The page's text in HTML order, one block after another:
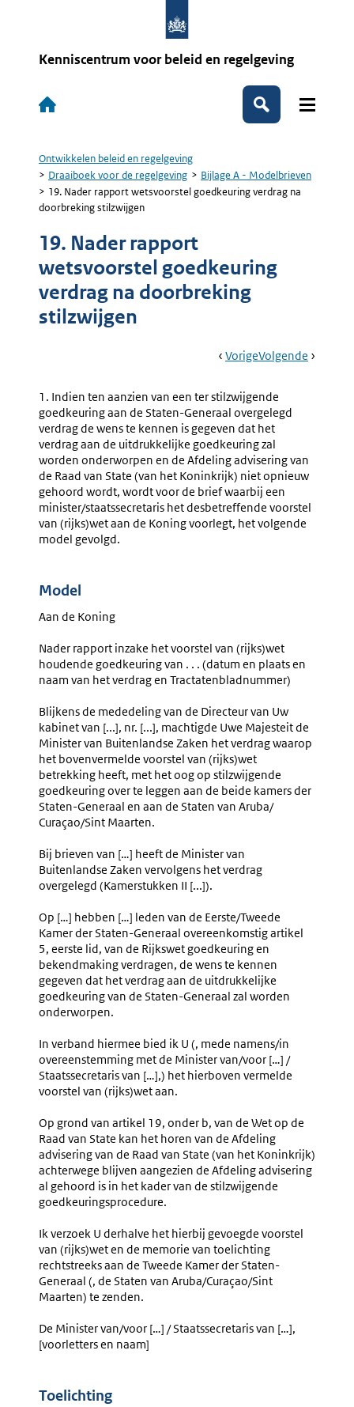
Kenniscentrum voor beleid en regelgeving
Hoofdnavigatie
Zoeken
Kruimelpad
Ontwikkelen beleid en regelgeving
Draaiboek voor de regelgeving
Bijlage A - Modelbrieven
19. Nader rapport wetsvoorstel goedkeuring verdrag na
doorbreking stilzwijgen
19. Nader rapport
wetsvoorstel goedkeuring
verdrag na doorbreking
stilzwijgen
Book
Ga
VorigePagina:
Rapport
Wetsvoorstel
Goedkeuring
Verdrag
Ga
Volgende Pagina:
De
Van
1. Indien ten aanzien van een ter stilzwijgende
goedkeuring aan de Staten-Generaal overgelegd
verdrag de wens te kennen is gegeven dat het
verdrag aan de uitdrukkelijke goedkeuring zal
worden onderworpen en de Afdeling advisering van
de Raad van State (van het Koninkrijk) niet opnieuw
gehoord wordt, wordt voor de brief waarbij een
minister/staatssecretaris het desbetreffende voorstel
van (rijks)wet aan de Koning voorlegt, het volgende
model gevolgd.
Model
Aan de Koning
Nader rapport inzake het voorstel van (rijks)wet
houdende goedkeuring van . . . (datum en plaats en
naam van het verdrag en Tractatenbladnummer)
Blijkens de mededeling van de Directeur van Uw
kabinet van [...], nr. [...], machtigde Uwe Majesteit de
Minister van Buitenlandse Zaken het verdrag waarop
het bovenvermelde voorstel van (rijks)wet
betrekking heeft, met het oog op stilzwijgende
goedkeuring over te leggen aan de beide kamers der
Staten-Generaal en aan de Staten van Aruba/
Curaçao/Sint Maarten.
Bij brieven van […] heeft de Minister van
Buitenlandse Zaken vervolgens het verdrag
overgelegd (Kamerstukken II [...]).
Op […] hebben […] leden van de Eerste/Tweede
Kamer der Staten-Generaal overeenkomstig artikel
5, eerste lid, van de Rijkswet goedkeuring en
bekendmaking verdragen, de wens te kennen
gegeven dat het verdrag aan de uitdrukkelijke
goedkeuring van de Staten-Generaal zal worden
onderworpen.
In verband hiermee bied ik U (, mede namens/in
overeenstemming met de Minister van/voor […] /
Staatssecretaris van […],) het hierboven vermelde
voorstel van (rijks)wet aan.
Op grond van artikel 19, onder b, van de Wet op de
Raad van State kan het horen van de Afdeling
advisering van de Raad van State (van het Koninkrijk)
achterwege blijven aangezien de Afdeling advisering
al gehoord is in het kader van de stilzwijgende
goedkeuringsprocedure.
Ik verzoek U derhalve het hierbij gevoegde voorstel
van (rijks)wet en de memorie van toelichting
rechtstreeks aan de Tweede Kamer der Staten-
Generaal (, de Staten van Aruba/Curaçao/Sint
Maarten) te zenden.
De Minister van/voor […] / Staatssecretaris van […],
[voorletters en naam]
Toelichting